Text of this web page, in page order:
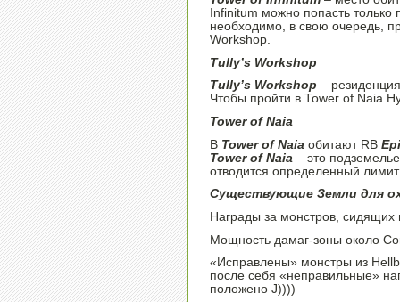
Infinitum можно попасть
необходимо, в свою очередь,
Workshop.
Tully’s Workshop
Tully’s Workshop –
Чтобы пройти в Tower of Naia
Tower of Naia
В Tower of Naia обитают RB
Tower of Naia – это
отводится определенный
Существующие Земли для
Награды за монстров,
Мощность дамаг-зоны около
«Исправлены» монстры из
после себя «неправильные»
положено J))))